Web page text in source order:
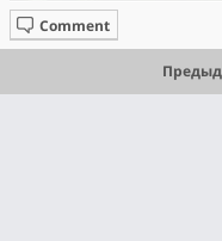
Comment